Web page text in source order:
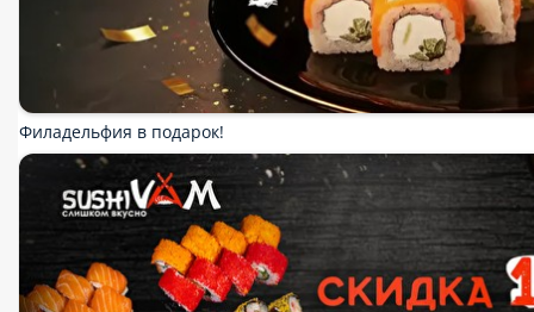
Филадельфия в подарок!